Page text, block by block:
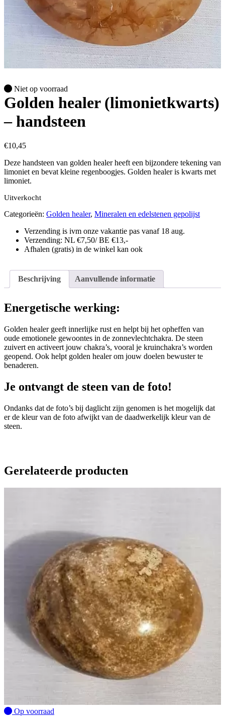
Niet op voorraad
Golden healer (limonietkwarts)
– handsteen
€10,45
Deze handsteen van golden healer heeft een bijzondere tekening van
limoniet en bevat kleine regenboogjes. Golden healer is kwarts met
limoniet.
Uitverkocht
Categorieën: Golden healer, Mineralen en edelstenen gepolijst
Verzending is ivm onze vakantie pas vanaf 18 aug.
Verzending: NL €7,50/ BE €13,-
Afhalen (gratis) in de winkel kan ook
Beschrijving Aanvullende informatie
Energetische werking:
Golden healer geeft innerlijke rust en helpt bij het opheffen van
oude emotionele gewoontes in de zonnevlechtchakra. De steen
zuivert en activeert jouw chakra’s, vooral je kruinchakra’s worden
geopend. Ook helpt golden healer om jouw doelen bewuster te
benaderen.
Je ontvangt de steen van de foto!
Ondanks dat de foto’s bij daglicht zijn genomen is het mogelijk dat
er de kleur van de foto afwijkt van de daadwerkelijk kleur van de
steen.
Gerelateerde producten
Op voorraad